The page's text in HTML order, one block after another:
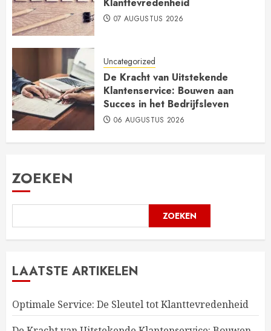
07 AUGUSTUS 2026
Uncategorized
De Kracht van Uitstekende
Klantenservice: Bouwen aan
Succes in het Bedrijfsleven
06 AUGUSTUS 2026
ZOEKEN
ZOEKEN
LAATSTE ARTIKELEN
Optimale Service: De Sleutel tot Klanttevredenheid